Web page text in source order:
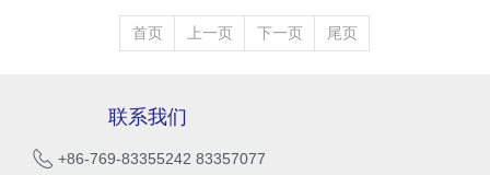
首页 上一页 下一页 尾页
联系我们
+86-769-83355242 83357077